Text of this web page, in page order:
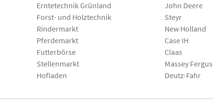
Erntetechnik Grünland
Forst- und Holztechnik
Rindermarkt
Pferdemarkt
Futterbörse
Stellenmarkt
Hofladen
John Deere
Steyr
New Holland
Case IH
Claas
Massey
Deutz-Fahr